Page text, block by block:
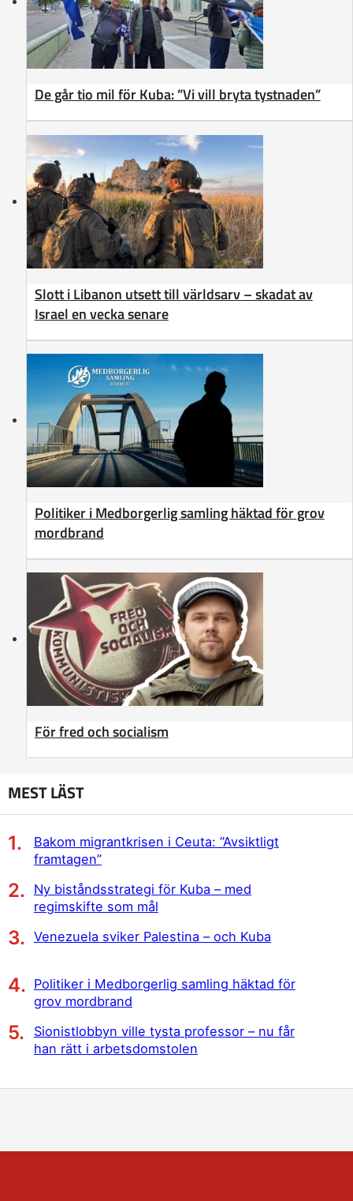
De går tio mil för Kuba: ”Vi vill bryta tystnaden”
Slott i Libanon utsett till världsarv – skadat av
Israel en vecka senare
Politiker i Medborgerlig samling häktad för grov
mordbrand
För fred och socialism
MEST LÄST
Bakom migrantkrisen i Ceuta: ”Avsiktligt
framtagen”
Ny biståndsstrategi för Kuba – med
regimskifte som mål
Venezuela sviker Palestina – och Kuba
Politiker i Medborgerlig samling häktad för
grov mordbrand
Sionistlobbyn ville tysta professor – nu får
han rätt i arbetsdomstolen